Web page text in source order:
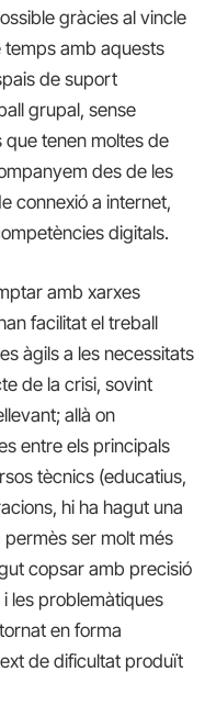
gràcies al vincle
amb aquests
de suport
grupal, sense
que tenen moltes de
des de les
connexió a internet,
digitals.
amb xarxes
facilitat el treball
àgils a les necessitats
de la crisi, sovint
allà on
entre els principals
tècnics (educatius,
hi ha hagut una
ser molt més
copsar amb precisió
les problemàtiques
en forma
de dificultat produït